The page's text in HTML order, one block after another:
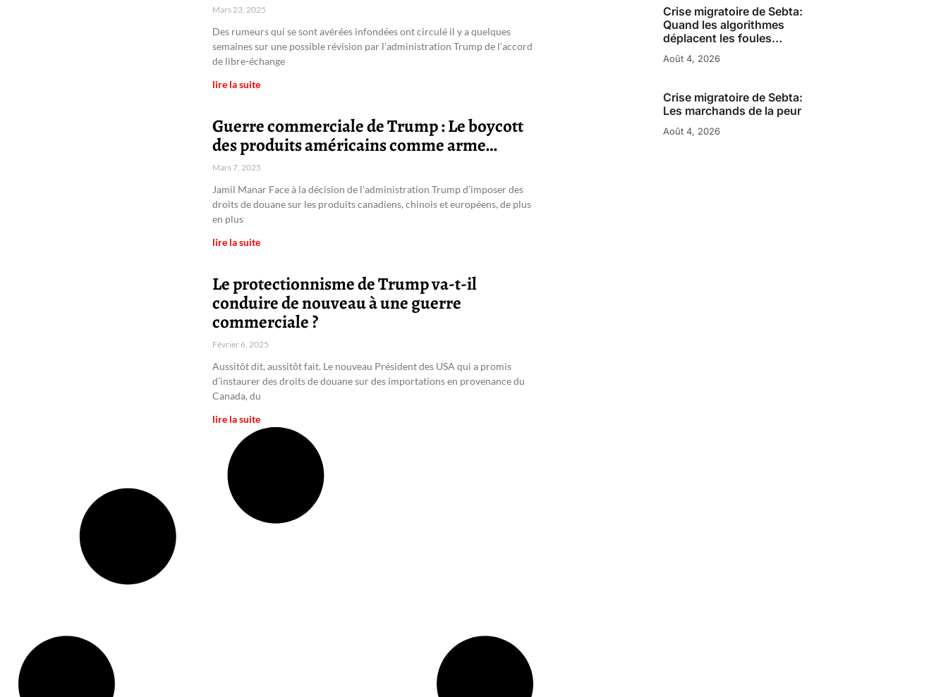
Mars 23, 2025
Des rumeurs qui se sont avérées infondées ont circulé il y a quelques
semaines sur une possible révision par l’administration Trump de l’accord
de libre-échange
lire la suite
Guerre commerciale de Trump : Le boycott
des produits américains comme arme…
Mars 7, 2025
Jamil Manar Face à la décision de l’administration Trump d’imposer des
droits de douane sur les produits canadiens, chinois et européens, de plus
en plus
lire la suite
Le protectionnisme de Trump va-t-il
conduire de nouveau à une guerre
commerciale ?
Février 6, 2025
Aussitôt dit, aussitôt fait. Le nouveau Président des USA qui a promis
d’instaurer des droits de douane sur des importations en provenance du
Canada, du
lire la suite
Crise migratoire de Sebta:
Quand les algorithmes
déplacent les foules…
Août 4, 2026
Crise migratoire de Sebta:
Les marchands de la peur
Août 4, 2026